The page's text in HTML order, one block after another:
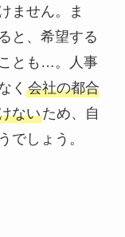
ません。ま
と、希望する
とも…。人事
く 会社の都合
ないため、自
でしょう。